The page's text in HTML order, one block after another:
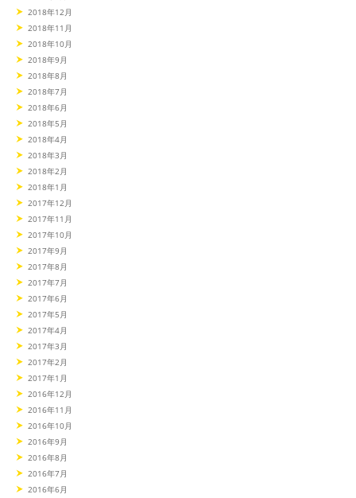
2018年12月
2018年11月
2018年10月
2018年9月
2018年8月
2018年7月
2018年6月
2018年5月
2018年4月
2018年3月
2018年2月
2018年1月
2017年12月
2017年11月
2017年10月
2017年9月
2017年8月
2017年7月
2017年6月
2017年5月
2017年4月
2017年3月
2017年2月
2017年1月
2016年12月
2016年11月
2016年10月
2016年9月
2016年8月
2016年7月
2016年6月